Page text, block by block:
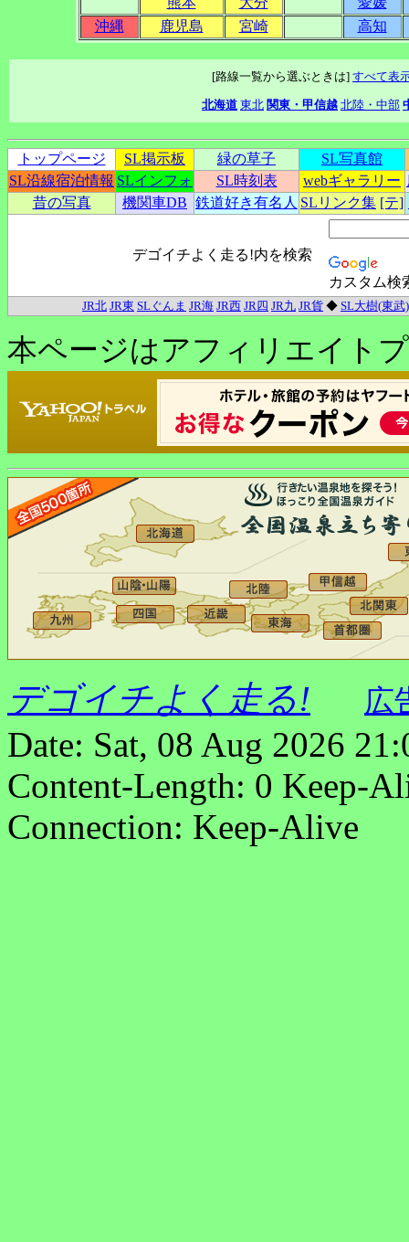
沖縄
鹿児島 宮崎 高知
[路線一覧から選ぶときは] すべて表
北海道 東北 関東・甲信越 北陸・中部
トップページ SL掲示板 緑の草子
SL写真館
SL沿線宿泊情報 SLインフォ SL時刻表 webギャラリー
昔の写真
機関車DB 鉄道好き有名人 SLリンク集 [テ]
デゴイチよく走る!内を検索
カスタム検
JR北 JR東 SLぐんま JR海 JR西 JR四 JR九 JR貨 ◆ SL大樹(東武)
本ページはアフィリエイト
デゴイチよく走る! 広
Date: Sat, 08 Aug 2026
Content-Length: 0 Keep-
Connection: Keep-Alive